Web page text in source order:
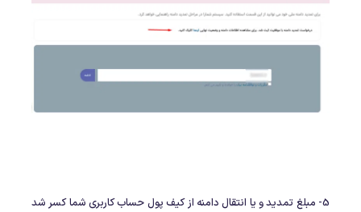
5- مبلغ تمدید و یا انتقال دامنه از کیف پول حساب کاربری شما کسر شد